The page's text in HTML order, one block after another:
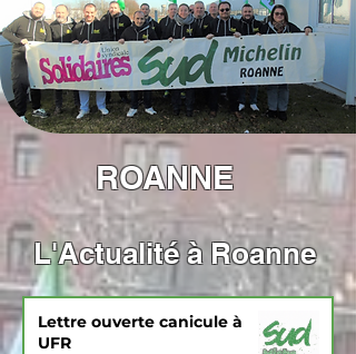
ROANNE
L'Actualité à Roanne
Lettre ouverte canicule à
UFR